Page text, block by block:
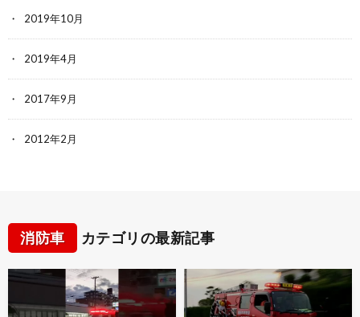
2019年10月
2019年4月
2017年9月
2012年2月
消防車 カテゴリの最新記事